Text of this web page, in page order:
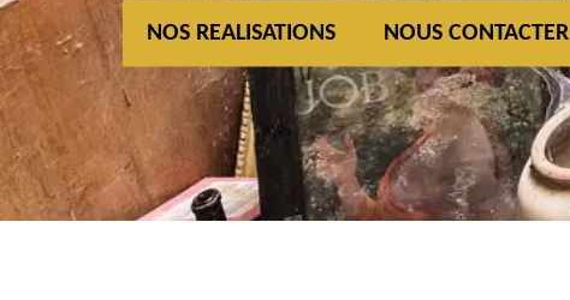
NOS REALISATIONS NOUS CONTACTER